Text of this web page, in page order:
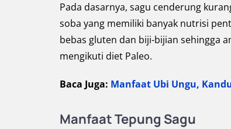
Pada dasarnya, sagu cenderung
soba yang memiliki banyak nutrisi
bebas gluten dan biji-bijian sehingga
mengikuti diet Paleo.
Baca Juga: Manfaat Ubi Ungu,
Manfaat Tepung Sagu